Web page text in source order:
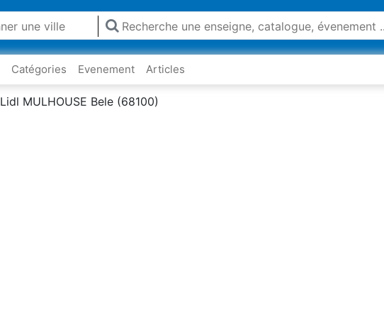
Catégories Evenement Articles
Lidl MULHOUSE Bele (68100)